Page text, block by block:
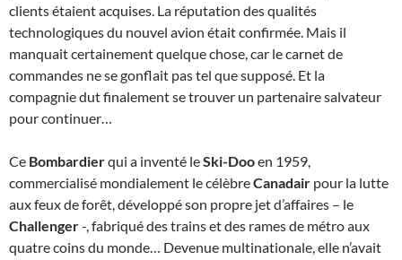
clients étaient acquises. La réputation des qualités
technologiques du nouvel avion était confirmée. Mais il
manquait certainement quelque chose, car le carnet de
commandes ne se gonflait pas tel que supposé. Et la
compagnie dut finalement se trouver un partenaire salvateur
pour continuer…
Ce Bombardierqui a inventé leSki-Dooen 1959,
commercialisé mondialement le célèbreCanadair pour la lutte
aux feux de forêt, développé son propre jet d’affaires – le
Challenger-, fabriqué des trains et des rames de métro aux
quatre coins du monde… Devenue multinationale, elle n’avait